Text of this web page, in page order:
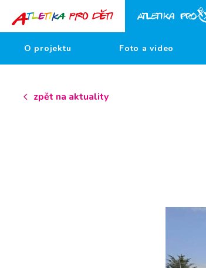
O projektu Foto a video
zpět na aktuality